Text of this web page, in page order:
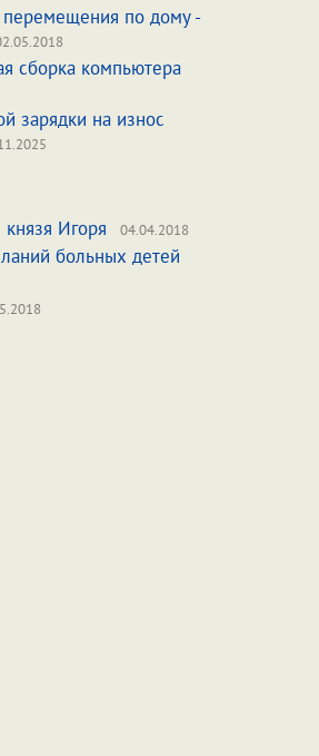
перемещения по дому -
сборка компьютера
зарядки на износ
Игоря 04.04.2018
больных детей